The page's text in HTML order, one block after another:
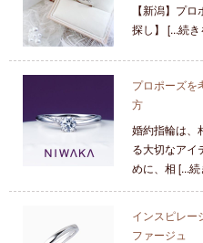
【新潟】プ
探し】 [...続
プロポーズを
方
婚約指輪は、
る大切なアイ
めに、相 [...
インスピレー
ファージュ